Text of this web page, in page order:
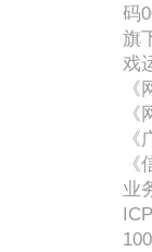
码
旗
戏
业